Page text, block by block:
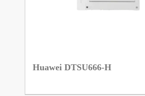
Huawei DTSU666-H